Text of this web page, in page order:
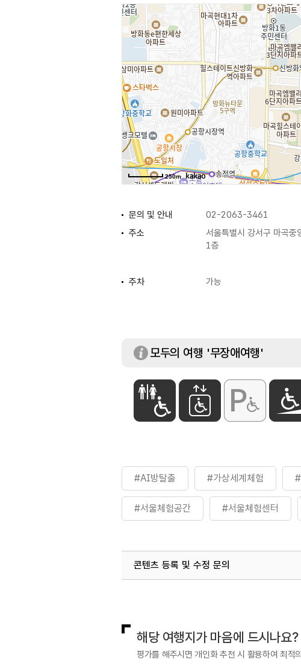
250m
문의 및 안내 02-2063-3461
주소
서울특별시 강서구 마곡
1층
주차
가능
이용가능시설
창의 교육관 등
모두의 여행 '무장애여행'
#AI방탈출 #가상세계체험
#서울체험공간 #서울체험센터
콘텐츠 등록 및 수정 문의
해당 여행지가 마음에 드시나요?
평가를 해주시면 개인화 추천 시 활용하여 최적